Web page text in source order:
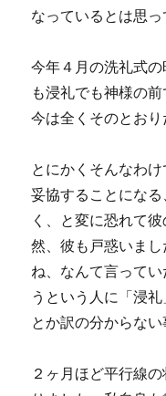
なっているとは思っ
今年４月の洗礼式
も浸礼でも神様の
今は全くそのとおり
とにかくそんなわ
妥協することにな
く、と変に恐れて
然、彼も戸惑いま
ね、なんて言って
うという人に「浸
とか訳の分からない
２ヶ月ほど平行線